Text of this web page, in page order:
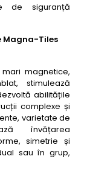
de siguranță
Magna-Tiles
magnetice,
stimulează
abilitățile
complexe și
varietate de
învățarea
simetrie și
sau în grup,